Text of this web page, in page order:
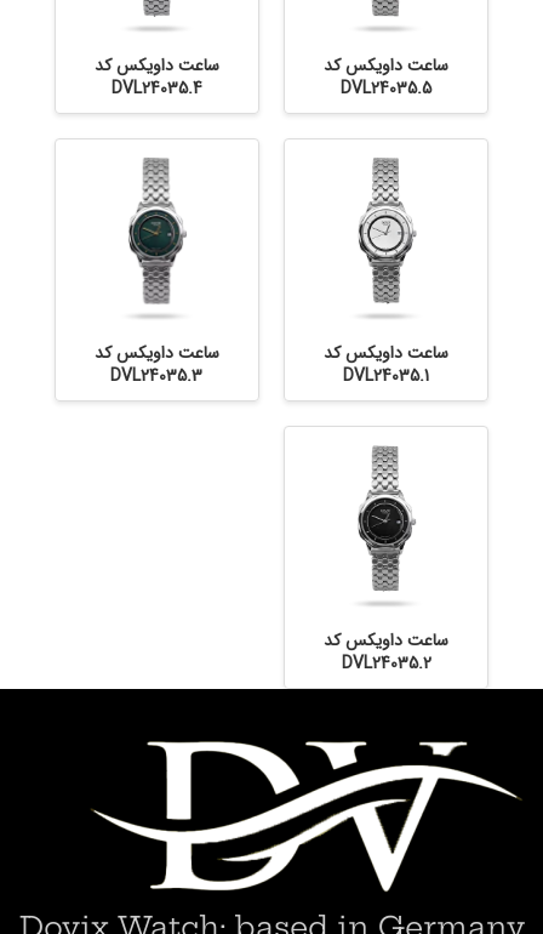
ساعت داویکس کد
DVL24035.5
ساعت داویکس کد
DVL24035.4
ساعت داویکس کد
DVL24035.1
ساعت داویکس کد
DVL24035.3
ساعت داویکس کد
DVL24035.2